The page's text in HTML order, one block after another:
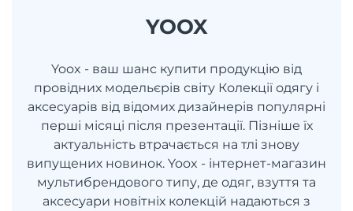
YOOX
Yoox - ваш шанс купити продукцію від
провідних модельєрів світу Колекції одягу і
аксесуарів від відомих дизайнерів популярні
перші місяці після презентації. Пізніше їх
актуальність втрачається на тлі знову
випущених новинок. Yoox - інтернет-магазин
мультибрендового типу, де одяг, взуття та
аксесуари новітніх колекцій надаються з